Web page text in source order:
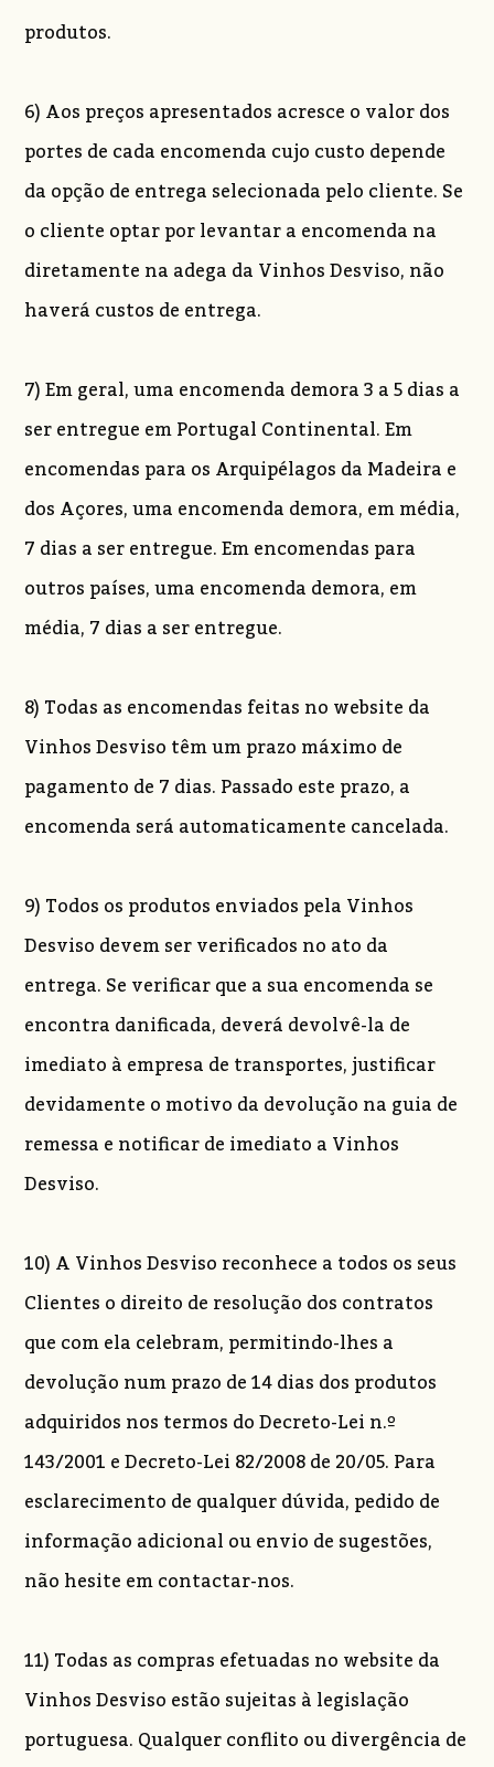
produtos.
6) Aos preços apresentados acresce o valor dos
portes de cada encomenda cujo custo depende
da opção de entrega selecionada pelo cliente. Se
o cliente optar por levantar a encomenda na
diretamente na adega da Vinhos Desviso, não
haverá custos de entrega.
7) Em geral, uma encomenda demora 3 a 5 dias a
ser entregue em Portugal Continental. Em
encomendas para os Arquipélagos da Madeira e
dos Açores, uma encomenda demora, em média,
7 dias a ser entregue. Em encomendas para
outros países, uma encomenda demora, em
média, 7 dias a ser entregue.
8) Todas as encomendas feitas no website da
Vinhos Desviso têm um prazo máximo de
pagamento de 7 dias. Passado este prazo, a
encomenda será automaticamente cancelada.
9) Todos os produtos enviados pela Vinhos
Desviso devem ser verificados no ato da
entrega. Se verificar que a sua encomenda se
encontra danificada, deverá devolvê-la de
imediato à empresa de transportes, justificar
devidamente o motivo da devolução na guia de
remessa e notificar de imediato a Vinhos
Desviso.
10) A Vinhos Desviso reconhece a todos os seus
Clientes o direito de resolução dos contratos
que com ela celebram, permitindo-lhes a
devolução num prazo de 14 dias dos produtos
adquiridos nos termos do Decreto-Lei n.º
143/2001 e Decreto-Lei 82/2008 de 20/05. Para
esclarecimento de qualquer dúvida, pedido de
informação adicional ou envio de sugestões,
não hesite em contactar-nos.
11) Todas as compras efetuadas no website da
Vinhos Desviso estão sujeitas à legislação
portuguesa. Qualquer conflito ou divergência de